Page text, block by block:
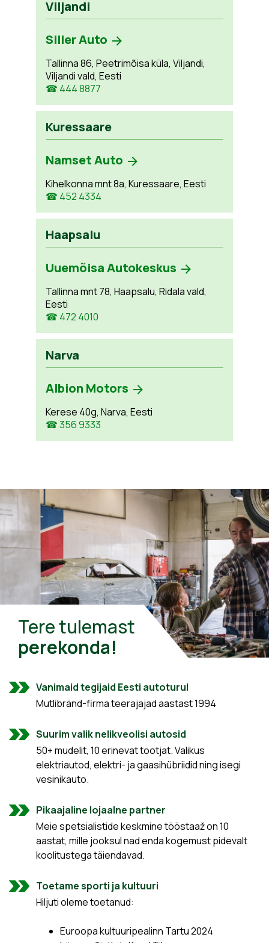
Viljandi
Siller Auto
Tallinna 86, Peetrimõisa küla, Viljandi,
Viljandi vald, Eesti
☎ 444 8877
Kuressaare
Namset Auto
Kihelkonna mnt 8a, Kuressaare, Eesti
☎ 452 4334
Haapsalu
Uuemõisa Autokeskus
Tallinna mnt 78, Haapsalu, Ridala vald,
Eesti
☎ 472 4010
Narva
Albion Motors
Kerese 40g, Narva, Eesti
☎ 356 9333
Tere tulemast
perekonda!
Vanimaid tegijaid Eesti autoturul
Mutlibränd-firma teerajajad aastast 1994
Suurim valik nelikveolisi autosid
50+ mudelit, 10 erinevat tootjat. Valikus
elektriautod, elektri- ja gaasihübriidid ning isegi
vesinikauto.
Pikaajaline lojaalne partner
Meie spetsialistide keskmine tööstaaž on 10
aastat, mille jooksul nad enda kogemust pidevalt
koolitustega täiendavad.
Toetame sporti ja kultuuri
Hiljuti oleme toetanud:
Euroopa kultuuripealinn Tartu 2024